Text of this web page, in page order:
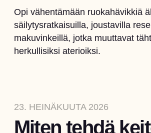
Opi vähentämään ruokahävikkiä
säilytysratkaisuilla, joustavilla
makuvinkeillä, jotka muuttavat
herkullisiksi aterioiksi.
23. HEINÄKUUTA 2026
Miten tehdä